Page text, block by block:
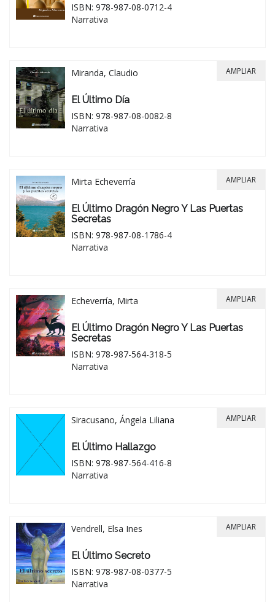
ISBN: 978-987-08-0712-4
Narrativa
Miranda, Claudio
El Último Día
ISBN: 978-987-08-0082-8
Narrativa
AMPLIAR
Mirta Echeverría
El Último Dragón Negro Y Las Puertas
Secretas
ISBN: 978-987-08-1786-4
Narrativa
AMPLIAR
Echeverría, Mirta
El Último Dragón Negro Y Las Puertas
Secretas
ISBN: 978-987-564-318-5
Narrativa
AMPLIAR
Siracusano, Ángela Liliana
El Último Hallazgo
ISBN: 978-987-564-416-8
Narrativa
AMPLIAR
Vendrell, Elsa Ines
El Último Secreto
ISBN: 978-987-08-0377-5
Narrativa
AMPLIAR